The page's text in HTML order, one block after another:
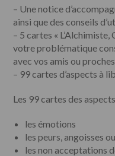
– Une notice
ainsi que des conseils
– 5 cartes «
votre problématique
avec vos amis ou
– 99 cartes d’aspects à
Les 99 cartes des
les émotions
les peurs, angoisses
les non acceptations